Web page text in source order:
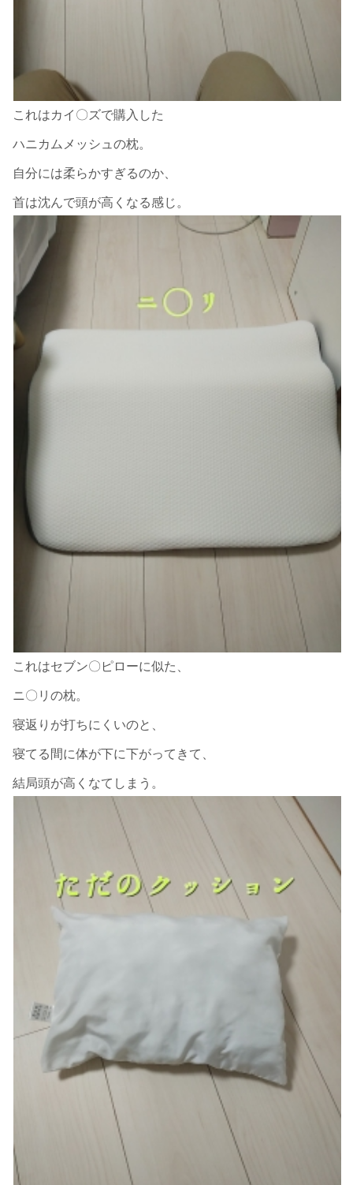
これはカイ〇ズで購入した
ハニカムメッシュの枕。
自分には柔らかすぎるのか、
首は沈んで頭が高くなる感じ。
これはセブン〇ピローに似た、
ニ〇リの枕。
寝返りが打ちにくいのと、
寝てる間に体が下に下がってきて、
結局頭が高くなてしまう。